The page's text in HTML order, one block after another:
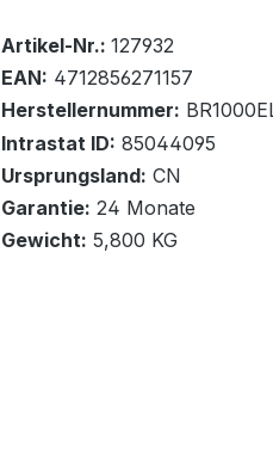
Bestand:8x
Sofort verfügbar, Lieferzeit:
In den Warenkorb
Artikel-Nr.: 127932
EAN: 4712856271157
Herstellernummer:
Intrastat ID: 85044095
Ursprungsland: CN
Garantie: 24 Monate
Gewicht: 5,800 KG